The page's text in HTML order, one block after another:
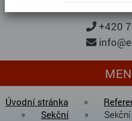
+420
Úvodní stránka »
»
Sekční »